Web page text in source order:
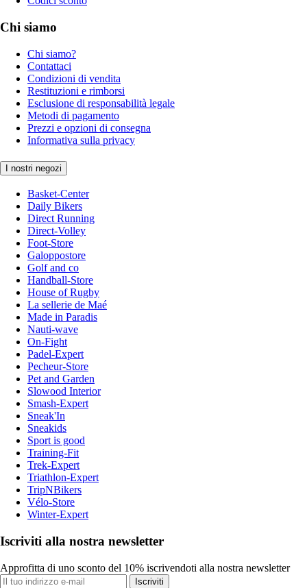
Chi siamo
Chi siamo?
Contattaci
Condizioni di vendita
Restituzioni e rimborsi
Esclusione di responsabilità legale
Metodi di pagamento
Prezzi e opzioni di consegna
Informativa sulla privacy
I nostri negozi
Basket-Center
Daily Bikers
Direct Running
Direct-Volley
Foot-Store
Galoppostore
Golf and co
Handball-Store
House of Rugby
La sellerie de Maé
Made in Paradis
Nauti-wave
On-Fight
Padel-Expert
Pecheur-Store
Pet and Garden
Slowood Interior
Smash-Expert
Sneak'In
Sneakids
Sport is good
Training-Fit
Trek-Expert
Triathlon-Expert
TripNBikers
Vélo-Store
Winter-Expert
Iscriviti alla nostra newsletter
Approfitta di uno sconto del 10% iscrivendoti alla nostra newsletter
Iscriviti